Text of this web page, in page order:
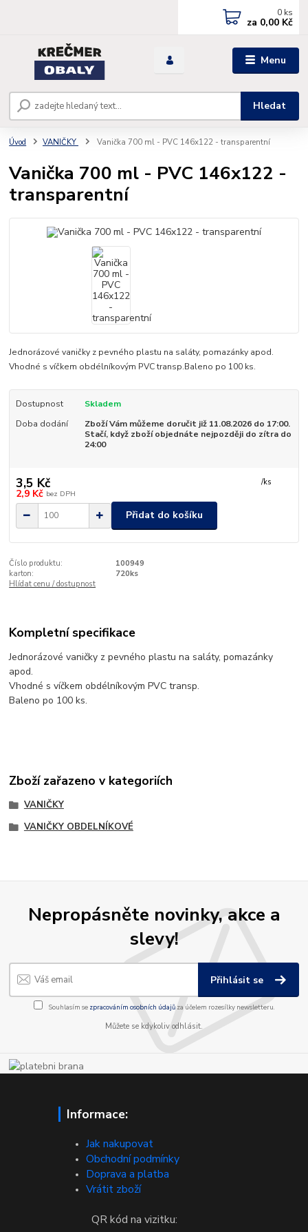
Menu
Hledat
0 ks
za 0,00 Kč
Úvod VANIČKY Vanička 700 ml - PVC 146x122 - transparentní
Vanička 700 ml - PVC 146x122 -
transparentní
Jednorázové vaničky z pevného plastu na saláty, pomazánky apod.
Vhodné s víčkem obdélníkovým PVC transp.Baleno po 100 ks.
Dostupnost
Skladem
Doba dodání
Zboží Vám můžeme doručit již 11.08.2026 do 17:00.
Stačí, když zboží objednáte nejpozději do zítra do
24:00
3,5 Kč /ks
2,9 Kč bez DPH
Přidat do košíku
Číslo produktu:
100949
karton:
720ks
Hlídat cenu / dostupnost
Kompletní specifikace
Jednorázové vaničky z pevného plastu na saláty, pomazánky
apod.
Vhodné s víčkem obdélníkovým PVC transp.
Baleno po 100 ks.
Zboží zařazeno v kategoriích
VANIČKY
VANIČKY OBDELNÍKOVÉ
Nepropásněte novinky, akce a
slevy!
Přihlásit se
Souhlasím se zpracováním osobních údajůza účelem rozesílky newsletteru.
Můžete se kdykoliv odhlásit.
Informace:
Jak nakupovat
Obchodní podmínky
Doprava a platba
Vrátit zboží
QR kód na vizitku: